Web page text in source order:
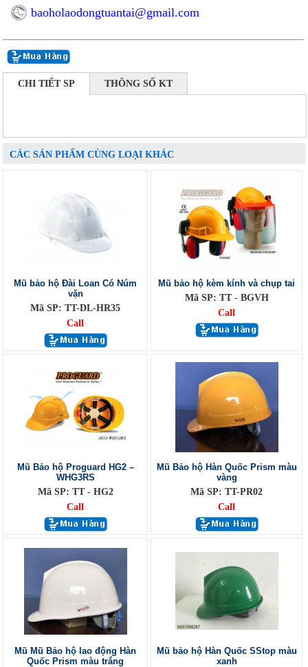
baoholaodongtuantai@gmail.com
CHI TIẾT SP THÔNG SỐ KT
CÁC SẢN PHẨM CÙNG LOẠI KHÁC
Mũ bảo hộ Đài Loan Có Núm
vặn
Mã SP: TT-DL-HR35
Call
Mũ bảo hộ kèm kính và chụp tai
Mã SP: TT - BGVH
Call
Mũ Bảo hộ Proguard HG2 –
WHG3RS
Mã SP: TT - HG2
Call
Mũ Bảo hộ Hàn Quốc Prism màu
vàng
Mã SP: TT-PR02
Call
Mũ Mũ Bảo hộ lao động Hàn
Quốc Prism màu trắng
Mũ bảo hộ Hàn Quốc SStop màu
xanh